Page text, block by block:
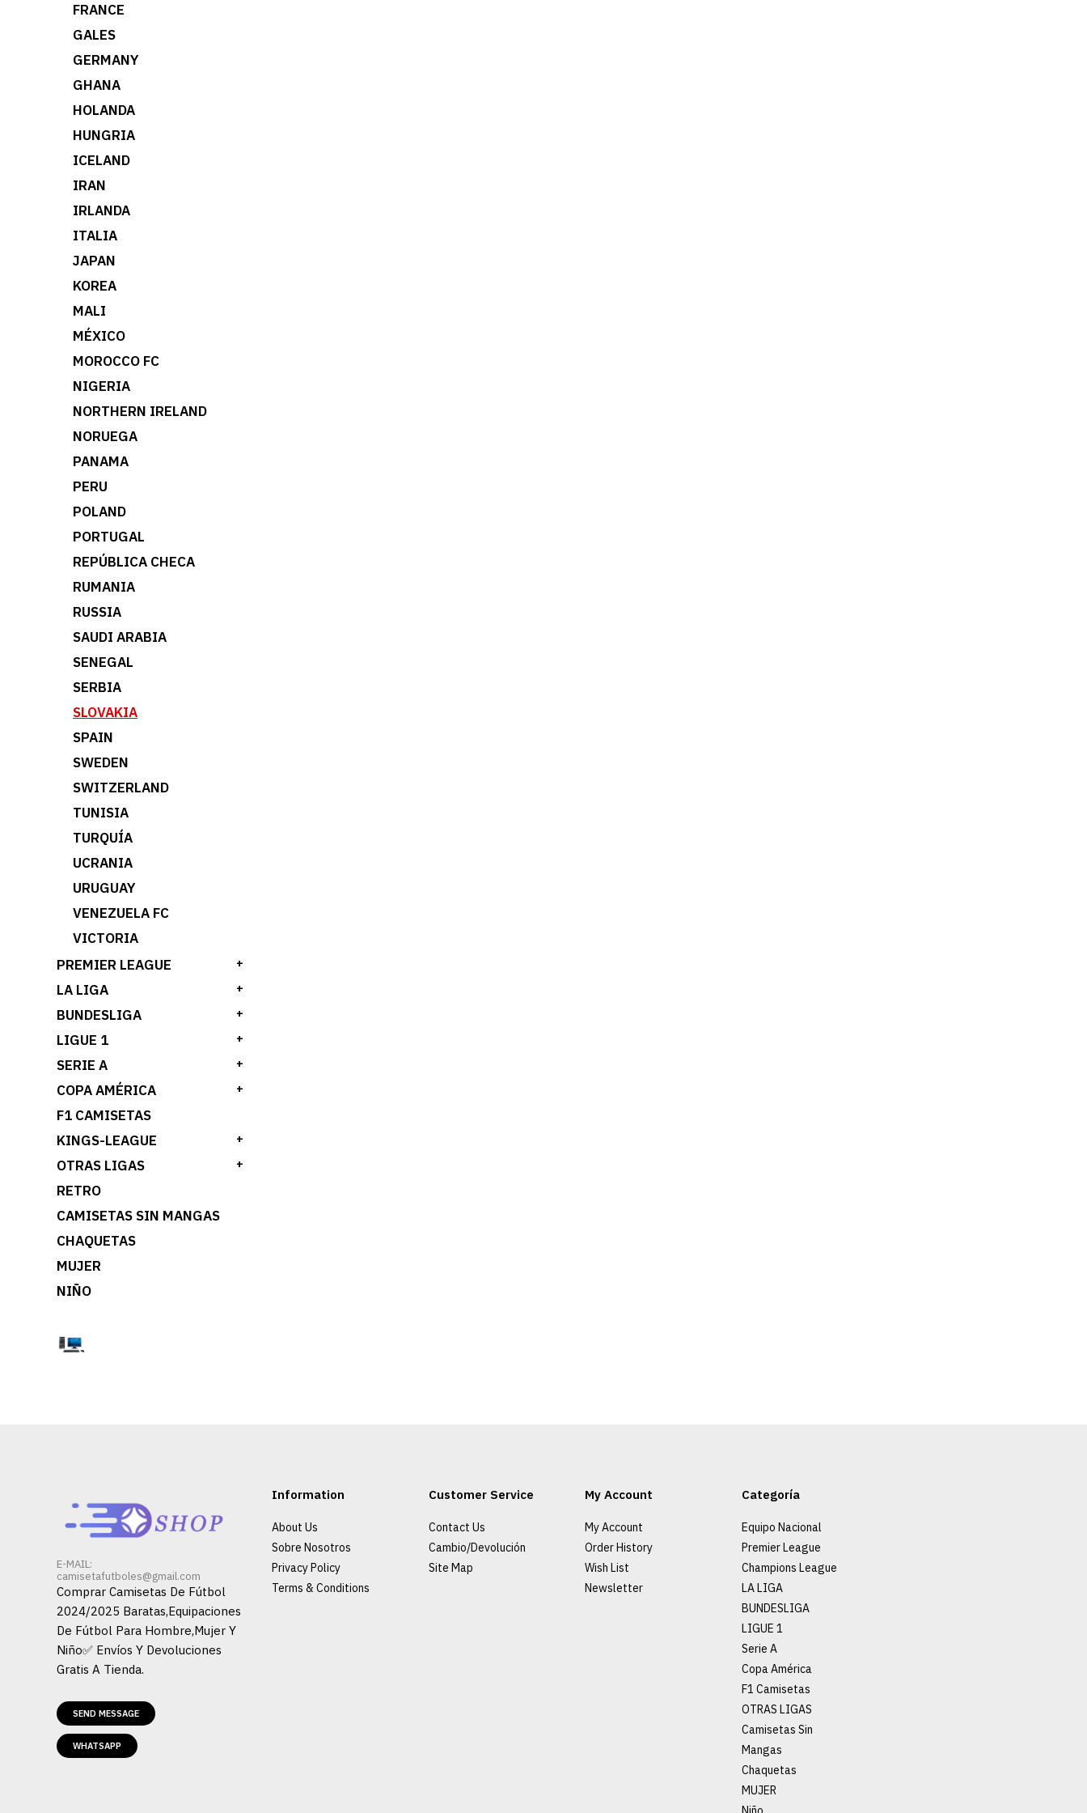
FRANCE
GALES
GERMANY
GHANA
HOLANDA
HUNGRIA
ICELAND
IRAN
IRLANDA
ITALIA
JAPAN
KOREA
MALI
MÉXICO
MOROCCO FC
NIGERIA
NORTHERN IRELAND
NORUEGA
PANAMA
PERU
POLAND
PORTUGAL
REPÚBLICA CHECA
RUMANIA
RUSSIA
SAUDI ARABIA
SENEGAL
SERBIA
SLOVAKIA
SPAIN
SWEDEN
SWITZERLAND
TUNISIA
TURQUÍA
UCRANIA
URUGUAY
VENEZUELA FC
VICTORIA
PREMIER LEAGUE
+
LA LIGA +
BUNDESLIGA +
LIGUE 1 +
SERIE A +
COPA AMÉRICA +
F1 CAMISETAS
KINGS-LEAGUE
+
OTRAS LIGAS +
RETRO
CAMISETAS SIN MANGAS
CHAQUETAS
MUJER
NIÑO
E-MAIL:
camisetafutboles@gmail.com
Comprar Camisetas De Fútbol
2024/2025 Baratas,Equipaciones
De Fútbol Para Hombre,Mujer Y
Niño✅ Envíos Y Devoluciones
Gratis A Tienda.
SEND MESSAGE
WHATSAPP
Information
About Us
Sobre Nosotros
Privacy Policy
Terms & Conditions
Customer Service
Contact Us
Cambio/Devolución
Site Map
My Account
My Account
Order History
Wish List
Newsletter
Categoría
Equipo Nacional
Premier League
Champions League
LA LIGA
BUNDESLIGA
LIGUE 1
Serie A
Copa América
F1 Camisetas
OTRAS LIGAS
Camisetas Sin
Mangas
Chaquetas
MUJER